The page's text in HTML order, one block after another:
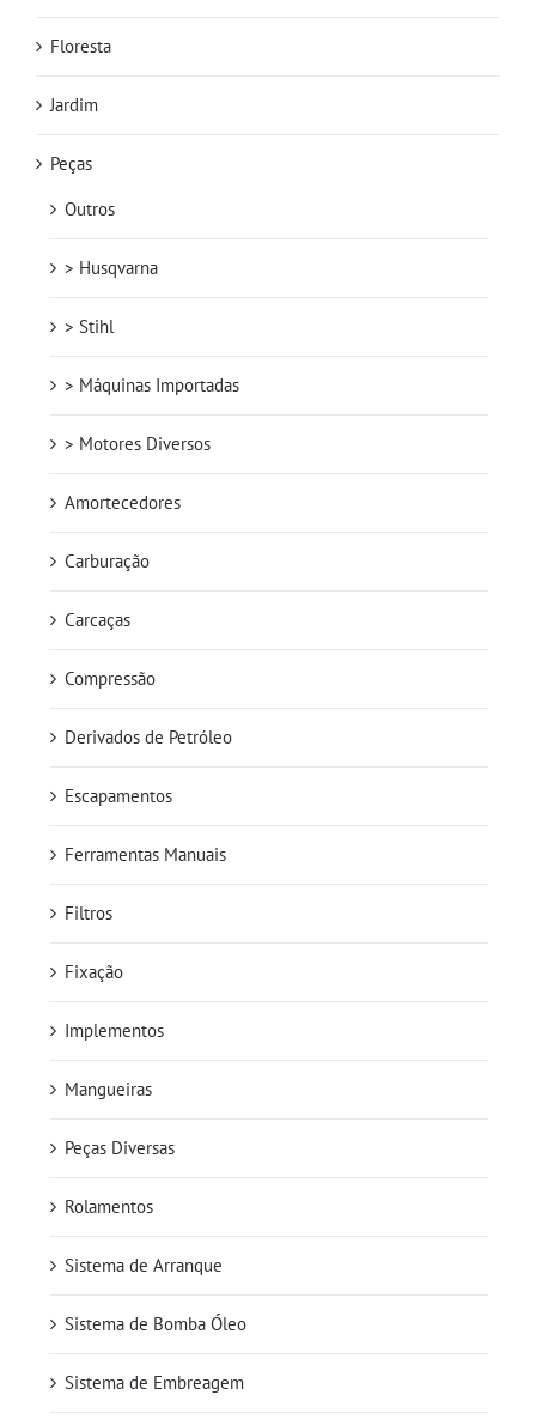
Floresta
Jardim
Peças
Outros
> Husqvarna
> Stihl
> Máquinas Importadas
> Motores Diversos
Amortecedores
Carburação
Carcaças
Compressão
Derivados de Petróleo
Escapamentos
Ferramentas Manuais
Filtros
Fixação
Implementos
Mangueiras
Peças Diversas
Rolamentos
Sistema de Arranque
Sistema de Bomba Óleo
Sistema de Embreagem